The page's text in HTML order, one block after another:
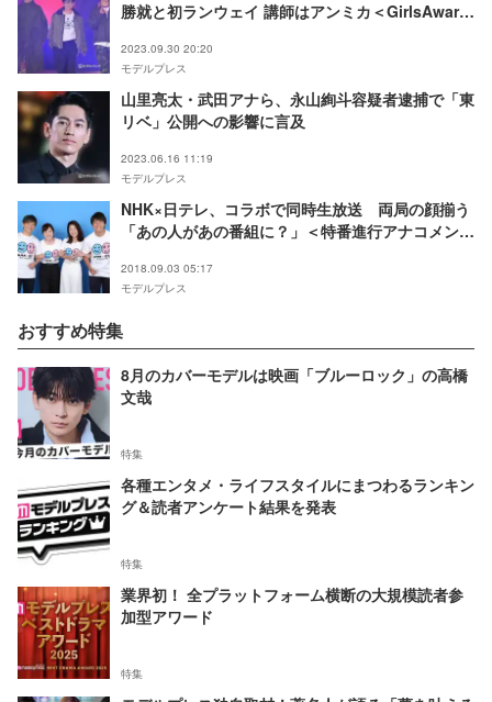
勝就と初ランウェイ 講師はアンミカ＜GirlsAward
2023.09.30 20:20
モデルプレス
山里亮太・武田アナら、永山絢斗容疑者逮捕で「東
リベ」公開への影響に言及
2023.06.16 11:19
モデルプレス
NHK×日テレ、コラボで同時生放送 両局の顔揃う
「あの人があの番組に？」＜特番進行アナコメント
2018.09.03 05:17
モデルプレス
おすすめ特集
8月のカバーモデルは映画「ブルーロック」の高橋
文哉
特集
各種エンタメ・ライフスタイルにまつわるランキン
グ＆読者アンケート結果を発表
特集
業界初！ 全プラットフォーム横断の大規模読者参
加型アワード
特集